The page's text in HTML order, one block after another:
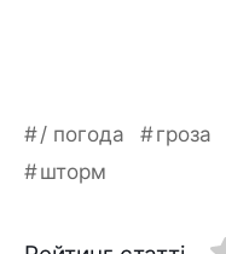
/ погода гроза
шторм